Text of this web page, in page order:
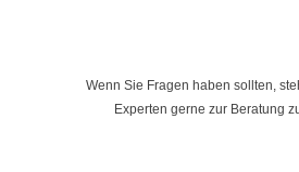
Wenn Sie Fragen haben sollten,
Experten gerne zur Beratung